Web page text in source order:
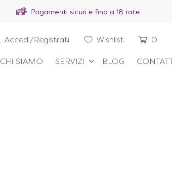
Pagamenti sicuri e fino a 18 rate
CHI SIAMO SERVIZI BLOG
Accedi/Registrati Wishlist 0